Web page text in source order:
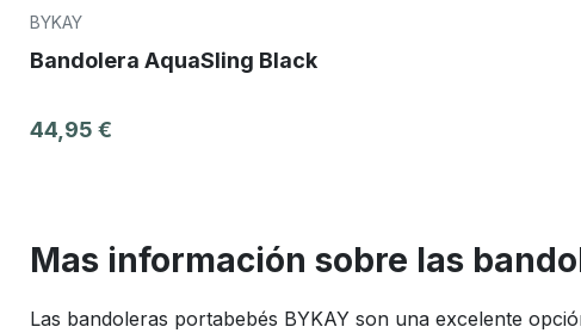
BYKAY
Bandolera AquaSling Black
44,95 €
Mas información sobre las
Las bandoleras portabebés BYKAY son una excelente